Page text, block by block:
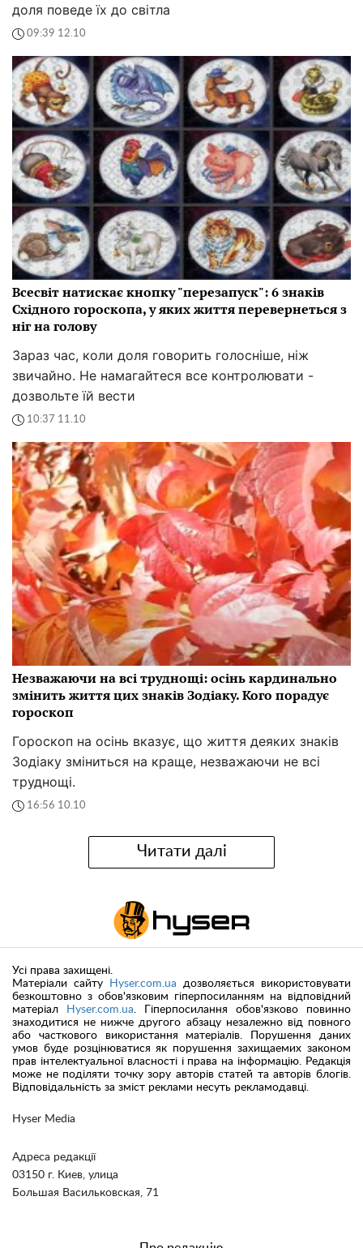
доля поведе їх до світла
09:39 12.10
Всесвіт натискає кнопку "перезапуск": 6 знаків
Східного гороскопа, у яких життя перевернеться з
ніг на голову
Зараз час, коли доля говорить голосніше, ніж
звичайно. Не намагайтеся все контролювати -
дозвольте їй вести
10:37 11.10
Незважаючи на всі труднощі: осінь кардинально
змінить життя цих знаків Зодіаку. Кого порадує
гороскоп
Гороскоп на осінь вказує, що життя деяких знаків
Зодіаку зміниться на краще, незважаючи не всі
труднощі.
16:56 10.10
Читати далі
Hyser Media
Адреса редакції
03150 г. Киев, улица
Большая Васильковская, 71
Усі права захищені.
Матеріали сайту
Hyser.com.ua дозволяється використовувати
безкоштовно з обов'язковим гіперпосиланням на відповідний
матеріал
Hyser.com.ua . Гіперпосилання обов'язково повинно
знаходитися не нижче другого абзацу незалежно від повного
або часткового використання матеріалів. Порушення даних
умов буде розцінюватися як порушення захищаемих законом
прав інтелектуальної власності і права на інформацію. Редакція
може не поділяти точку зору авторів статей та авторів блогів.
Відповідальність за зміст реклами несуть рекламодавці.